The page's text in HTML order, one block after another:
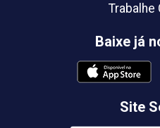
Trabalhe
Baixe já
Site